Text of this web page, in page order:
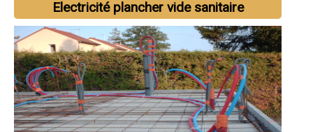
Electricité plancher vide sanitaire